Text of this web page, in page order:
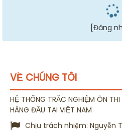
[Đăng
VỀ CHÚNG TÔI
HỆ THỐNG TRẮC NGHIỆM ÔN
HÀNG ĐẦU TẠI VIỆT NAM
Chịu trách nhiệm: Nguyễn